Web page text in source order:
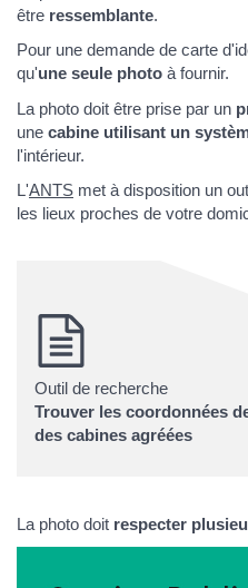
être ressemblante.
Pour une demande de carte
qu'une seule photo à fournir.
La photo doit être prise par un
une cabine utilisant un
l'intérieur.
L'ANTS met à disposition un
les lieux proches de votre
Outil de recherche
Trouver les coordonnées
des cabines agréées
La photo doit respecter